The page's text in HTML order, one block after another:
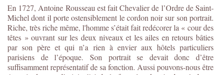
En 1727, Antoine Rousseau est fait Chevalier de l’Ordre de Saint-
Michel dont il porte ostensiblement le cordon noir sur son portrait.
Riche, très riche même, l'homme s’était fait redécorer la « cour des
têtes » ouvrant sur les deux niveaux et les ailes en retours bâties
par son père et qui n’a rien à envier aux hôtels particuliers
parisiens de l’époque. Son portrait se devait donc d’être
suffisamment représentatif de sa fonction. Aussi pouvons-nous être